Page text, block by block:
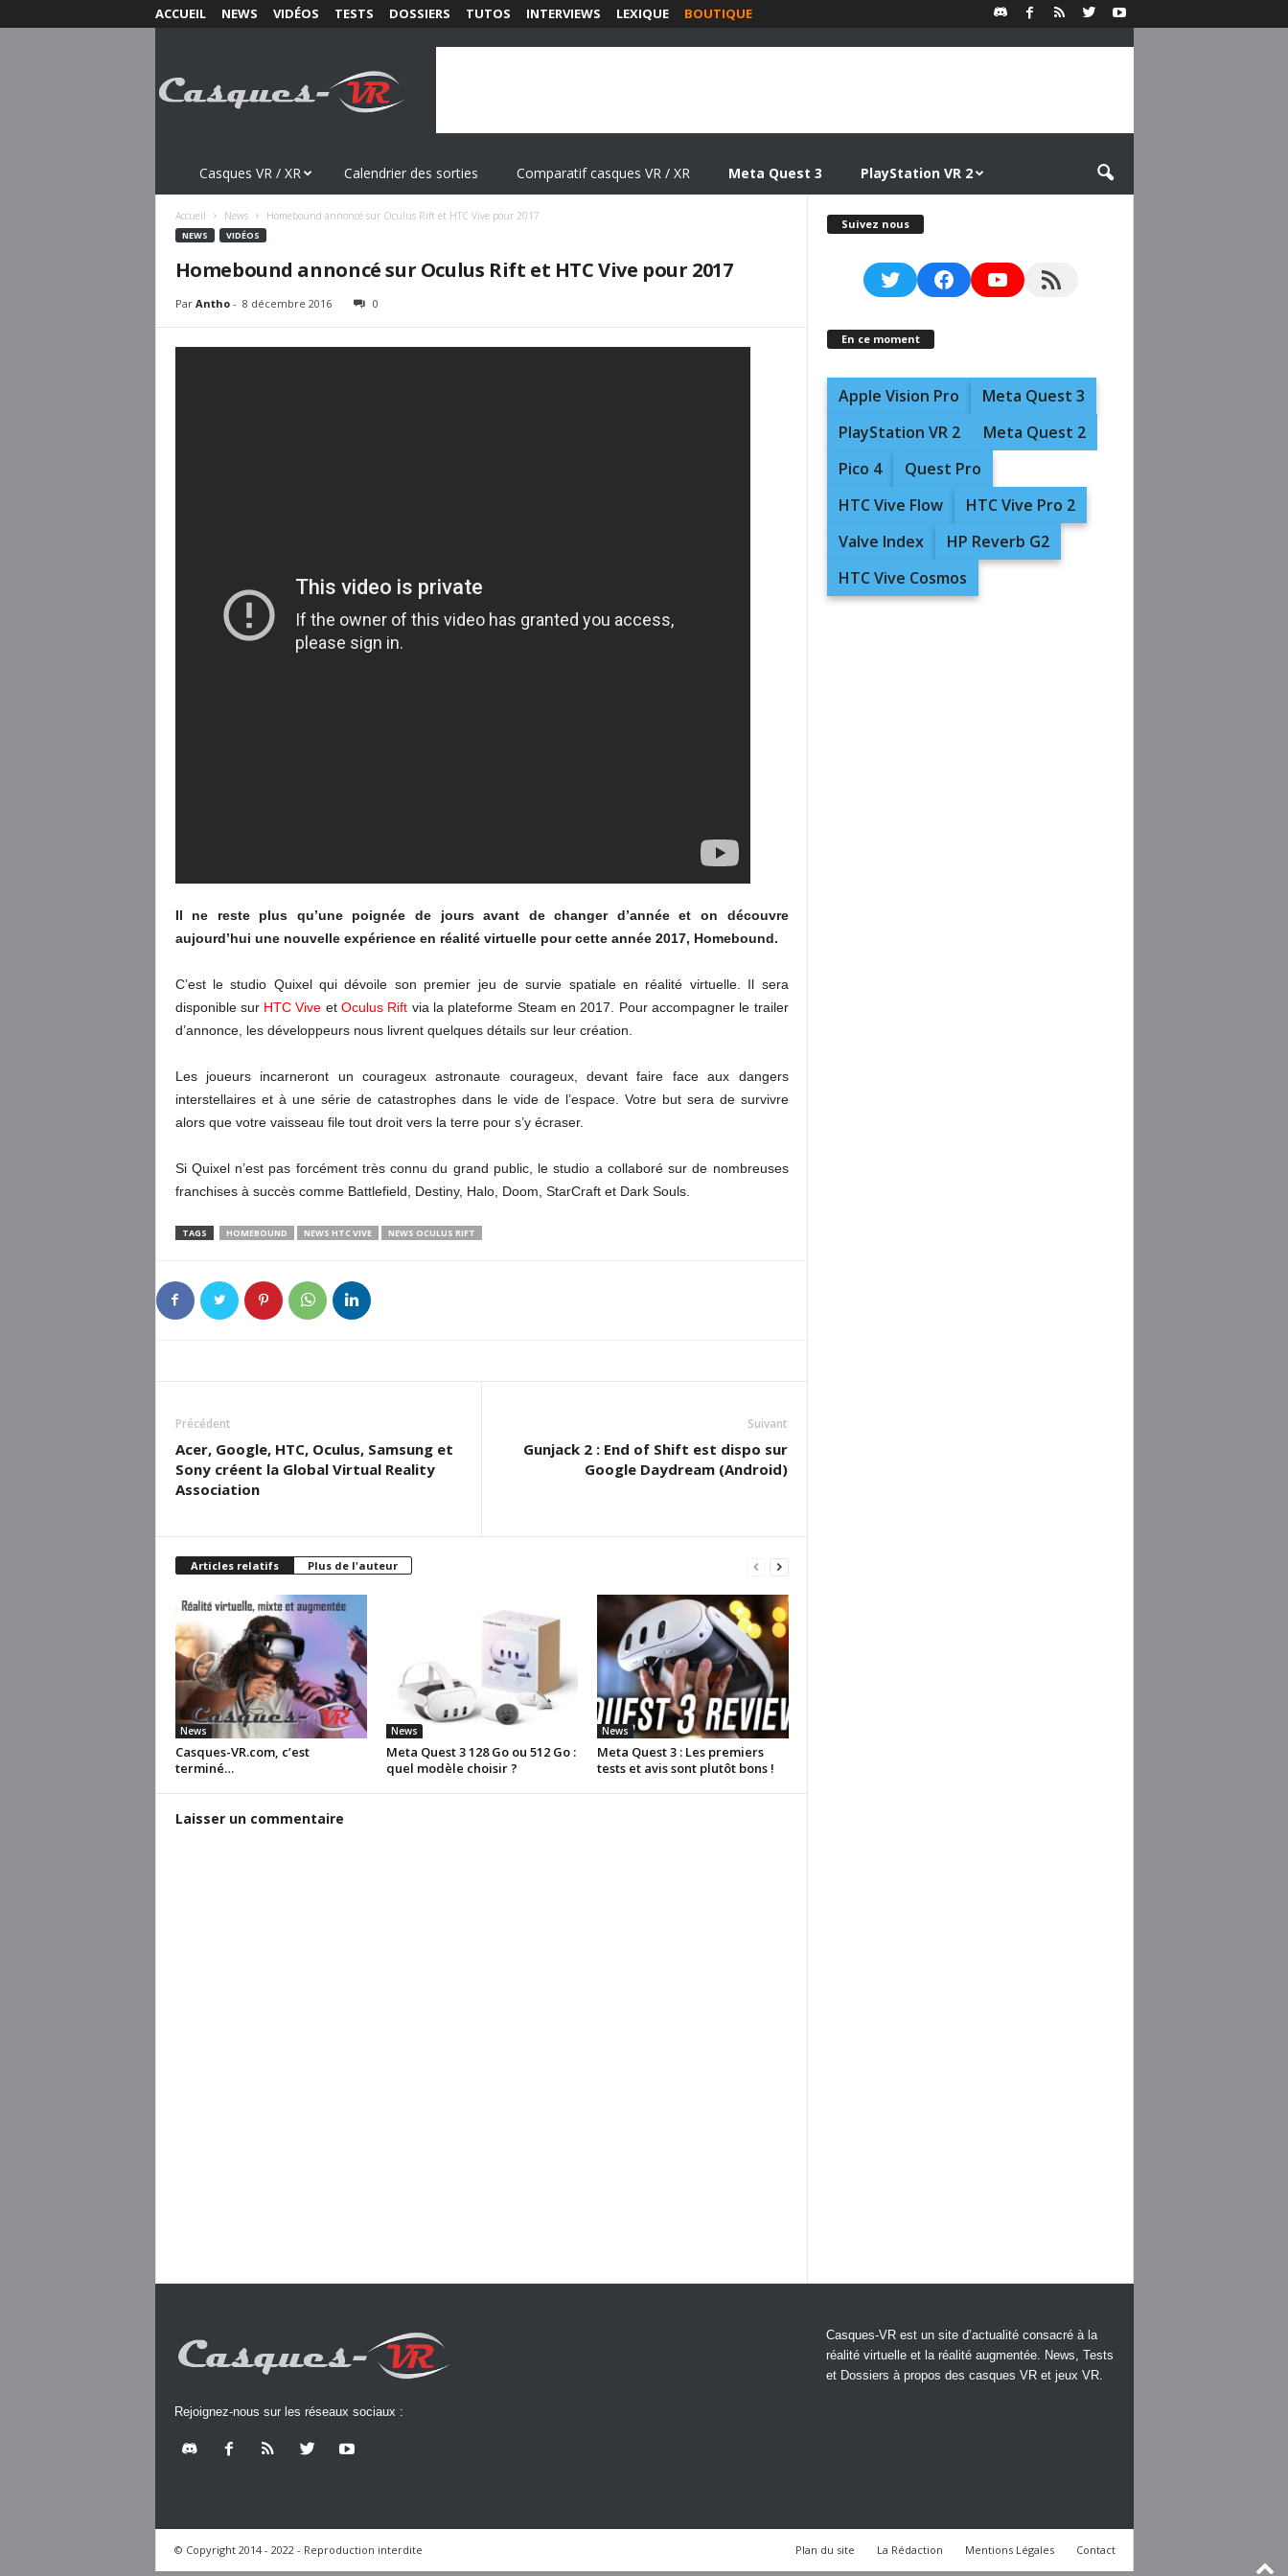
ACCUEIL NEWS VIDÉOS TESTS DOSSIERS TUTOS INTERVIEWS LEXIQUE BOUTIQUE
s
Casques VR / XR Calendrier des sorties Comparatif casques VR / XR Meta Quest 3 PlayStation VR 2
Accueil News Homebound annoncé sur Oculus Rift et HTC Vive pour 2017
NEWS VIDÉOS
Homebound annoncé sur Oculus Rift et HTC Vive pour 2017
Par Antho- 8 décembre 2016 0
Il ne reste plus qu’une poignée de jours avant de changer d’année et on découvre
aujourd’hui une nouvelle expérience en réalité virtuelle pour cette année 2017, Homebound.
C’est le studio Quixel qui dévoile son premier jeu de survie spatiale en réalité virtuelle. Il sera
disponible sur HTC Vive etOculus Rift via la plateforme Steam en 2017. Pour accompagner le trailer
d’annonce, les développeurs nous livrent quelques détails sur leur création.
Les joueurs incarneront un courageux astronaute courageux, devant faire face aux dangers
interstellaires et à une série de catastrophes dans le vide de l’espace. Votre but sera de survivre
alors que votre vaisseau file tout droit vers la terre pour s’y écraser.
Si Quixel n’est pas forcément très connu du grand public, le studio a collaboré sur de nombreuses
franchises à succès comme Battlefield, Destiny, Halo, Doom, StarCraft et Dark Souls.
TAGS HOMEBOUND NEWS HTC VIVE NEWS OCULUS RIFT
Précédent
Acer, Google, HTC, Oculus, Samsung et
Sony créent la Global Virtual Reality
Association
Suivant
Gunjack 2 : End of Shift est dispo sur
Google Daydream (Android)
Articles relatifs Plus de l'auteur
News
Casques-VR.com, c’est
terminé…
News
Meta Quest 3 128 Go ou 512 Go :
quel modèle choisir ?
News
Meta Quest 3 : Les premiers
tests et avis sont plutôt bons !
Laisser un commentaire
Suivez nous
TwitterFacebookYouTubeRSS Feed
En ce moment
Apple Vision Pro
Meta Quest 3
PlayStation VR 2
Meta Quest 2
Pico 4
Quest Pro
HTC Vive Flow
HTC Vive Pro 2
Valve Index
HP Reverb G2
HTC Vive Cosmos
Rejoignez-nous sur les réseaux sociaux :
Casques-VR est un site d’actualité consacré à la
réalité virtuelle et la réalité augmentée. News, Tests
et Dossiers à propos des casques VR et jeux VR.
Plan du site La Rédaction Mentions Légales Contact
© Copyright 2014 - 2022 - Reproduction interdite